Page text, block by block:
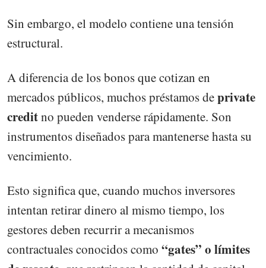
Sin embargo, el modelo contiene una tensión
estructural.
A diferencia de los bonos que cotizan en
mercados públicos, muchos préstamos deprivate
creditno pueden venderse rápidamente. Son
instrumentos diseñados para mantenerse hasta su
vencimiento.
Esto significa que, cuando muchos inversores
intentan retirar dinero al mismo tiempo, los
gestores deben recurrir a mecanismos
contractuales conocidos como “gates” o límites